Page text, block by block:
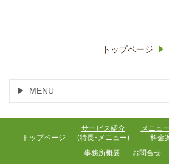
トップページ
MENU
トップページ
サービス紹介
(特長･メニュー)
メニュ
料金
事務所概要
お問合せ